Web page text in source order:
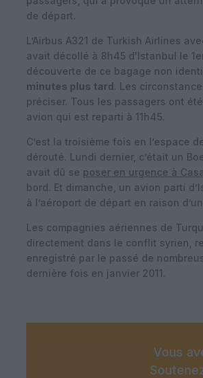
de départ.
L’Airbus A321 de Turkish Airlines
avait décollé à 8h45 d'Istanbul le
découverte de ce bagage non
minutes plus tard. Les
préciser. Tous les passagers ont
avion qui est reparti à 11h45.
C’est la troisième fois en l’espace
dérouté. Lundi dernier, c’était un
avait dû se poser en urgence à
bord. Et dimanche, un avion parti
à l’aéroport de départ en raison
Les compagnies aériennes de
directement dans le conflit syrien,
enregistré par le passé de
dernière fois en janvier 2011.
Vous